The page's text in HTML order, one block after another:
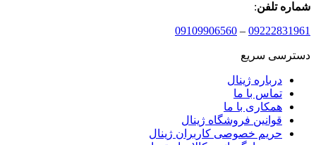
شماره تلفن:
09222831961
–
09109906560
دسترسی سریع
درباره ژینال
تماس با ما
همکاری با ما
قوانین فروشگاه ژینال
حریم خصوصی کاربران ژینال